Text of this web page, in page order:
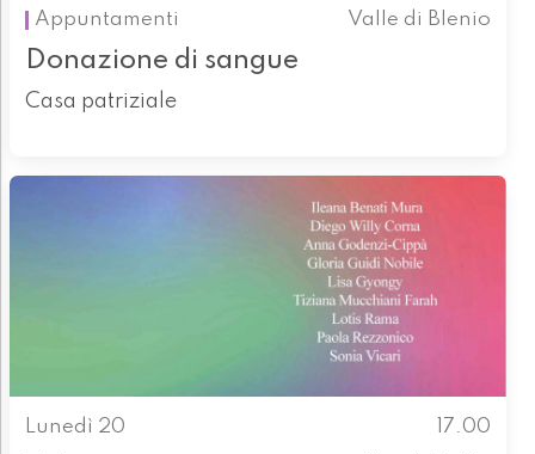
Appuntamenti Valle di Blenio
Donazione di sangue
Casa patriziale
Lunedì 20
17.00